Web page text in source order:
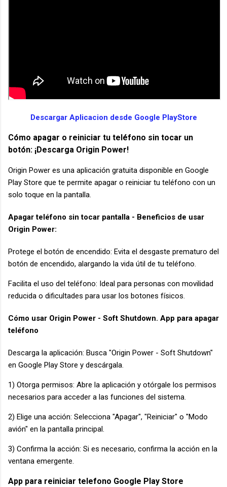
Descargar Aplicacion desde Google PlayStore
Cómo apagar o reiniciar tu teléfono sin tocar un
botón: ¡Descarga Origin Power!
Origin Power es una aplicación gratuita disponible en Google
Play Store que te permite apagar o reiniciar tu teléfono con un
solo toque en la pantalla.
Apagar teléfono sin tocar pantalla - Beneficios de usar
Origin Power:
Protege el botón de encendido: Evita el desgaste prematuro del
botón de encendido, alargando la vida útil de tu teléfono.
Facilita el uso del teléfono: Ideal para personas con movilidad
reducida o dificultades para usar los botones físicos.
Cómo usar Origin Power - Soft Shutdown. App para apagar
teléfono
Descarga la aplicación: Busca "Origin Power - Soft Shutdown"
en Google Play Store y descárgala.
1) Otorga permisos: Abre la aplicación y otórgale los permisos
necesarios para acceder a las funciones del sistema.
2) Elige una acción: Selecciona "Apagar", "Reiniciar" o "Modo
avión" en la pantalla principal.
3) Confirma la acción: Si es necesario, confirma la acción en la
ventana emergente.
App para reiniciar telefono Google Play Store